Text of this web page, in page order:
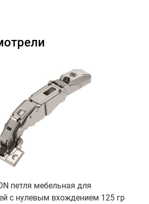
петля мебельная для
с нулевым вхождением 125 гр